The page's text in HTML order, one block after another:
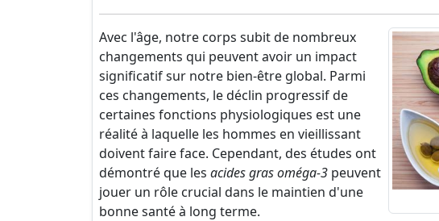
Avec l'âge, notre corps subit de nombreux
changements qui peuvent avoir un impact
significatif sur notre bien-être global. Parmi
ces changements, le déclin progressif de
certaines fonctions physiologiques est une
réalité à laquelle les hommes en vieillissant
doivent faire face. Cependant, des études ont
démontré que les acides gras oméga-3 peuvent
jouer un rôle crucial dans le maintien d'une
bonne santé à long terme.